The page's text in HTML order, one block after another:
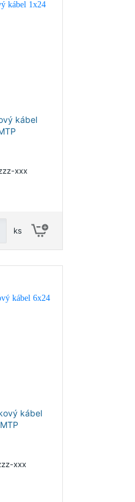
kábel
xxx
ks
kábel
xxx